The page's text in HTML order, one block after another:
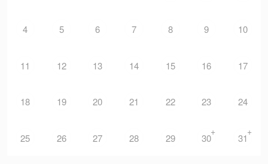
4 5 6 7 8 9 10
11 12 13 14 15 16 17
18 19 20 21 22 23 24
25 26 27 28 29 30
+
31
+